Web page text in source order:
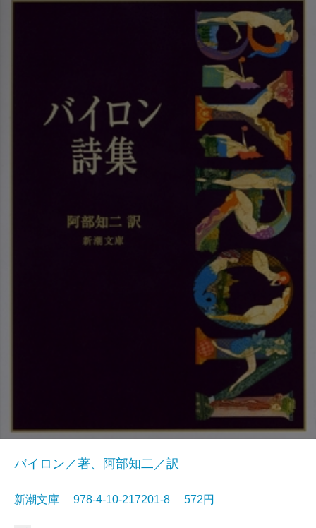
バイロン／著、阿部知二／訳
新潮文庫 978-4-10-217201-8 572円